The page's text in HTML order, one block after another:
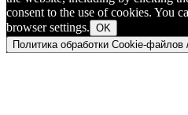
consent to the use of cookies. You
browser settings. OK
Политика обработки Cookie-